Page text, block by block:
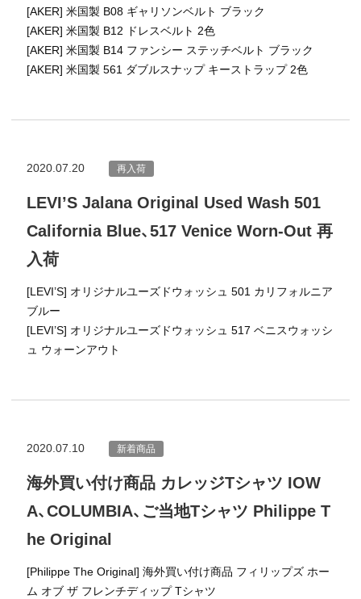
[AKER] 米国製 B08 ギャリソンベルト ブラック
[AKER] 米国製 B12 ドレスベルト 2色
[AKER] 米国製 B14 ファンシー ステッチベルト ブラック
[AKER] 米国製 561 ダブルスナップ キーストラップ 2色
2020.07.20 再入荷
LEVI’S Jalana Original Used Wash 501
California Blue、517 Venice Worn-Out 再
入荷
[LEVI’S] オリジナルユーズドウォッシュ 501 カリフォルニア
ブルー
[LEVI’S] オリジナルユーズドウォッシュ 517 ベニスウォッシ
ュ ウォーンアウト
2020.07.10 新着商品
海外買い付け商品 カレッジTシャツ IOW
A、COLUMBIA、ご当地Tシャツ Philippe T
he Original
[Philippe The Original] 海外買い付け商品 フィリップズ ホー
ム オブ ザ フレンチディップ Tシャツ